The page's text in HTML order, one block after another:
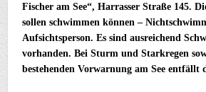
Fischer am See“, Harrasser Straße 145.
sollen schwimmen können –
Aufsichtsperson. Es sind ausreichend
vorhanden. Bei Sturm und Starkregen
bestehenden Vorwarnung am See entfällt